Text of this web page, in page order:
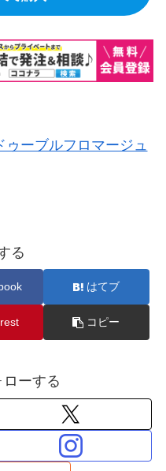
ーブルフロマージュ
る
はてブ
コピー
ーする